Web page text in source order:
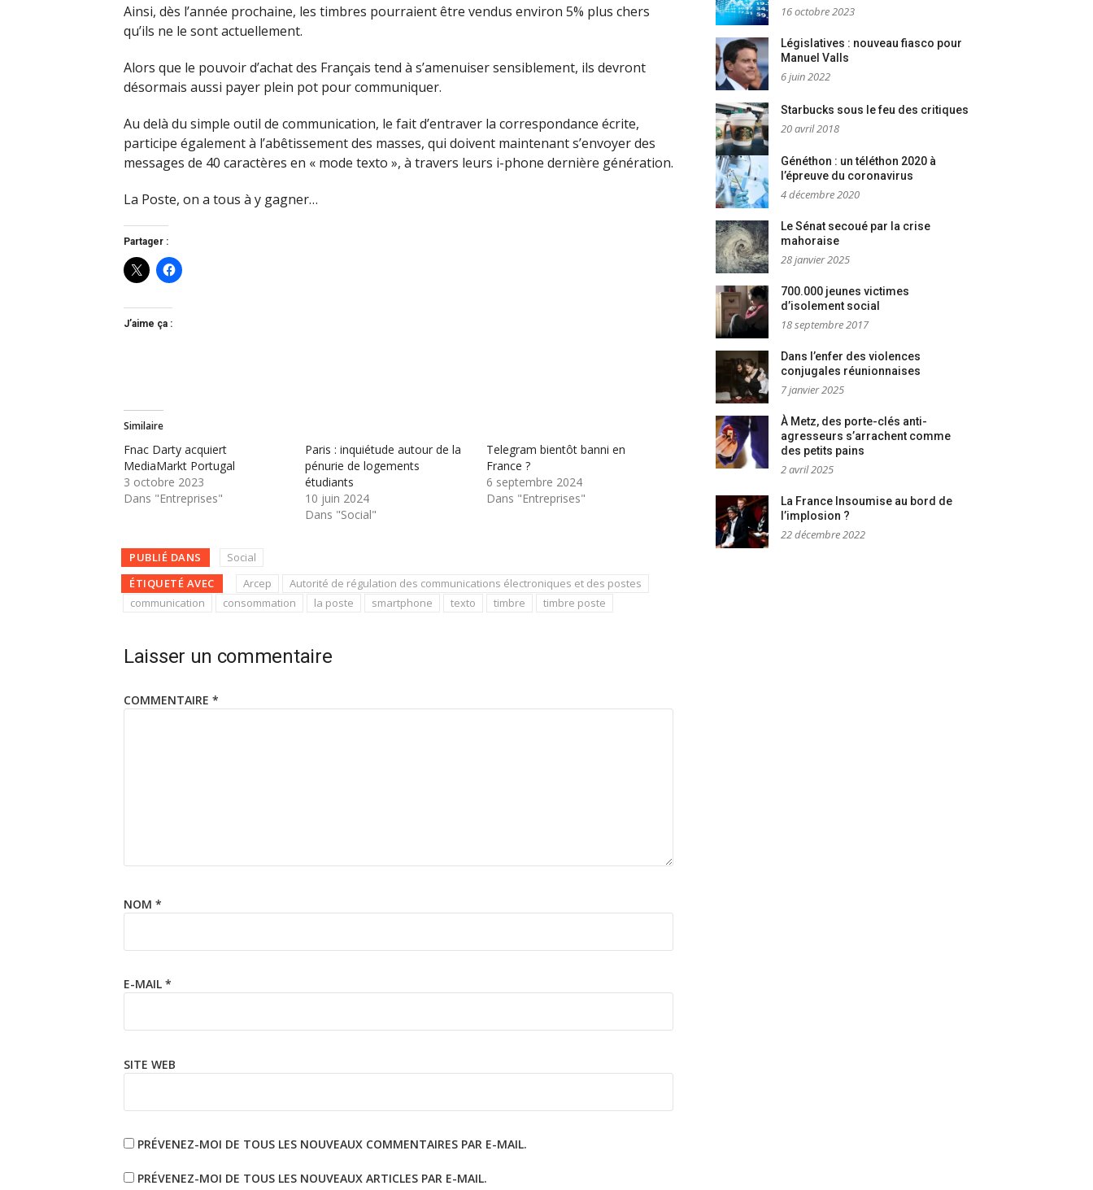
Ainsi, dès l’année prochaine, les timbres pourraient être vendus environ 5% plus chers
qu’ils ne le sont actuellement.
Alors que le pouvoir d’achat des Français tend à s’amenuiser sensiblement, ils devront
désormais aussi payer plein pot pour communiquer.
Au delà du simple outil de communication, le fait d’entraver la correspondance écrite,
participe également à l’abêtissement des masses, qui doivent maintenant s’envoyer des
messages de 40 caractères en « mode texto », à travers leurs i-phone dernière génération.
La Poste, on a tous à y gagner…
Partager :
J’aime ça :
Similaire
Fnac Darty acquiert
MediaMarkt Portugal
3 octobre 2023
Dans "Entreprises"
Paris : inquiétude autour de la
pénurie de logements
étudiants
10 juin 2024
Dans "Social"
Telegram bientôt banni en
France ?
6 septembre 2024
Dans "Entreprises"
PUBLIÉ DANS
Social
ÉTIQUETÉ AVEC
Arcep
Autorité de régulation des communications électroniques et des postes
communication
consommation la poste smartphone texto timbre timbre poste
Laisser un commentaire
COMMENTAIRE *
NOM *
E-MAIL *
SITE WEB
PRÉVENEZ-MOI DE TOUS LES NOUVEAUX COMMENTAIRES PAR E-MAIL.
PRÉVENEZ-MOI DE TOUS LES NOUVEAUX ARTICLES PAR E-MAIL.
16 octobre 2023
Législatives : nouveau fiasco pour
Manuel Valls
6 juin 2022
Starbucks sous le feu des critiques
20 avril 2018
Généthon : un téléthon 2020 à
l’épreuve du coronavirus
4 décembre 2020
Le Sénat secoué par la crise
mahoraise
28 janvier 2025
700.000 jeunes victimes
d’isolement social
18 septembre 2017
Dans l’enfer des violences
conjugales réunionnaises
7 janvier 2025
À Metz, des porte-clés anti-
agresseurs s’arrachent comme
des petits pains
2 avril 2025
La France Insoumise au bord de
l’implosion ?
22 décembre 2022